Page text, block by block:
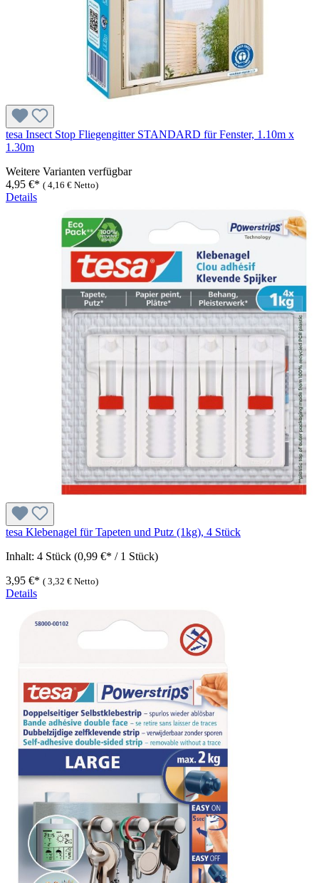
tesa Insect Stop Fliegengitter STANDARD für Fenster, 1.10m x
1.30m
Weitere Varianten verfügbar
4,95 €* ( 4,16 € Netto)
Details
tesa Klebenagel für Tapeten und Putz (1kg), 4 Stück
Inhalt: 4 Stück (0,99 €* / 1 Stück)
3,95 €* ( 3,32 € Netto)
Details